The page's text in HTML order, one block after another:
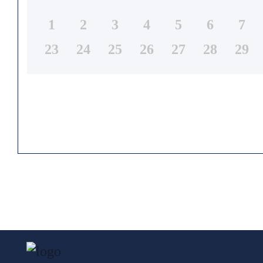
1 2 3 4 5 6 7
23
24 25 26 27 28 29